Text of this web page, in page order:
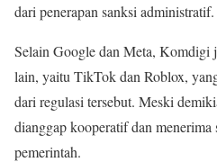
dari penerapan sanksi administratif.
Selain Google dan Meta, Komdigi
lain, yaitu TikTok dan Roblox,
dari regulasi tersebut. Meski
dianggap kooperatif dan menerima
pemerintah.